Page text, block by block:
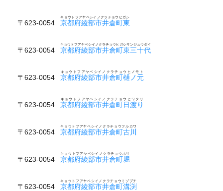
〒623-0054 京都府綾部市井倉町東
キョウトフアヤベシイノクラチョウヒガシ
〒623-0054 京都府綾部市井倉町東三十代
キョウトフアヤベシイノクラチョウヒガシサンジュウダイ
〒623-0054 京都府綾部市井倉町樋ノ元
キョウトフアヤベシイノクラチョウヒノモト
〒623-0054 京都府綾部市井倉町日渡り
キョウトフアヤベシイノクラチョウヒワタリ
〒623-0054 京都府綾部市井倉町古川
キョウトフアヤベシイノクラチョウフルカワ
〒623-0054 京都府綾部市井倉町堀
キョウトフアヤベシイノクラチョウホリ
〒623-0054 京都府綾部市井倉町溝渕
キョウトフアヤベシイノクラチョウミゾブチ